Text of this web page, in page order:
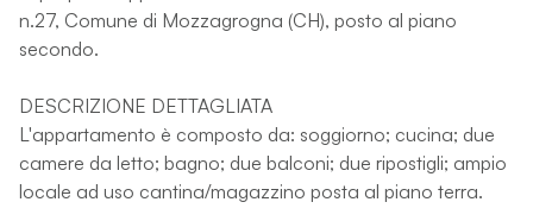
n.27, Comune di Mozzagrogna (CH), posto al piano
secondo.
DESCRIZIONE DETTAGLIATA
L'appartamento è composto da: soggiorno; cucina; due
camere da letto; bagno; due balconi; due ripostigli; ampio
locale ad uso cantina/magazzino posta al piano terra.